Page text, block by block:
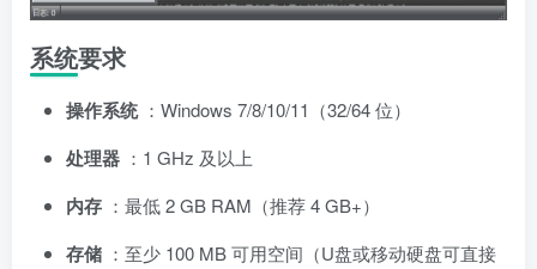
系统要求
操作系统：Windows 7/8/10/11（32/64 位）
处理器 ：1 GHz 及以上
内存 ：最低 2 GB RAM（推荐 4 GB+）
存储 ：至少 100 MB 可用空间（U盘或移动硬盘可直接